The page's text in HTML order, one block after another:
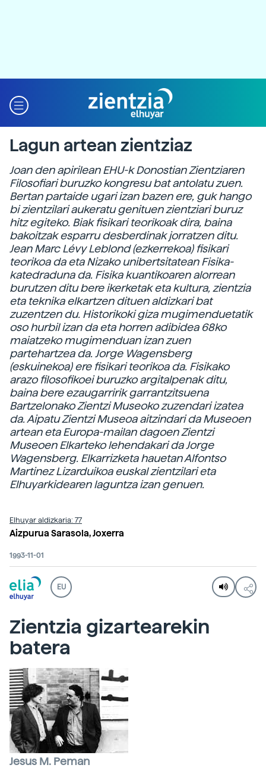
Lagun artean zientziaz
Joan den apirilean EHU-k Donostian Zientziaren
Filosofiari buruzko kongresu bat antolatu zuen.
Bertan partaide ugari izan bazen ere, guk hango
bi zientzilari aukeratu genituen zientziari buruz
hitz egiteko. Biak fisikari teorikoak dira, baina
bakoitzak esparru desberdinak jorratzen ditu.
Jean Marc Lévy Leblond (ezkerrekoa) fisikari
teorikoa da eta Nizako unibertsitatean Fisika-
katedraduna da. Fisika kuantikoaren alorrean
burutzen ditu bere ikerketak eta kultura, zientzia
eta teknika elkartzen dituen aldizkari bat
zuzentzen du. Historikoki giza mugimenduetatik
oso hurbil izan da eta horren adibidea 68ko
maiatzeko mugimenduan izan zuen
partehartzea da. Jorge Wagensberg
(eskuinekoa) ere fisikari teorikoa da. Fisikako
arazo filosofikoei buruzko argitalpenak ditu,
baina bere ezaugarririk garrantzitsuena
Bartzelonako Zientzi Museoko zuzendari izatea
da. Aipatu Zientzi Museoa aitzindari da Museoen
artean eta Europa-mailan dagoen Zientzi
Museoen Elkarteko lehendakari da Jorge
Wagensberg. Elkarrizketa hauetan Alfontso
Martinez Lizarduikoa euskal zientzilari eta
Elhuyarkidearen laguntza izan genuen.
Elhuyar aldizkaria: 77
Aizpurua Sarasola, Joxerra
1993-11-01
EU
Zientzia gizartearekin
batera
Jesus M. Peman